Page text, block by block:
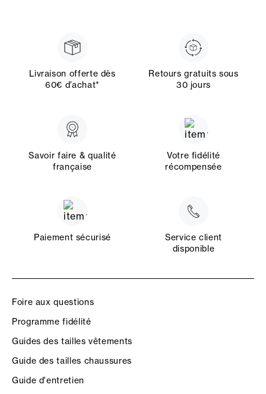
Livraison offerte dès
60€ d’achat*
Retours gratuits sous
30 jours
Savoir faire & qualité
française
Votre fidélité
récompensée
Paiement sécurisé
Service client
disponible
Foire aux questions
Programme fidélité
Guides des tailles vêtements
Guide des tailles chaussures
Guide d'entretien